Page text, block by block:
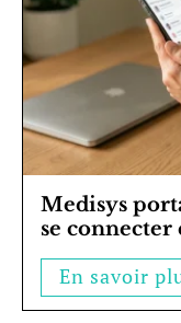
Medisys
se connecter
En savoir